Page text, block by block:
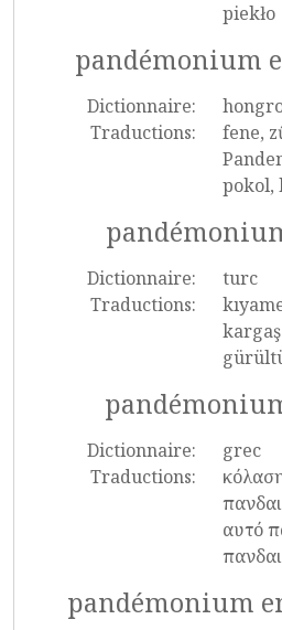
piekło
pandémonium
Dictionnaire:
Traductions:
fene,
pokol,
Dictionnaire:
turc
Traductions:
Dictionnaire:
grec
Traductions:
αυτό
pandémonium